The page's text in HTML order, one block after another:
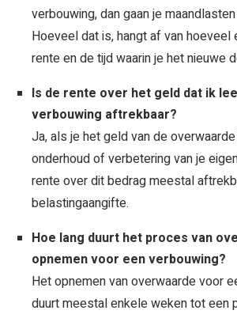
verbouwing, dan gaan je
Hoeveel dat is, hangt af van hoeveel
rente en de tijd waarin je het nieuwe
Is de rente over het geld dat ik
verbouwing aftrekbaar?
Ja, als je het geld van de
onderhoud of verbetering van je
rente over dit bedrag meestal
belastingaangifte.
Hoe lang duurt het proces van
opnemen voor een verbouwing?
Het opnemen van overwaarde voor
duurt meestal enkele weken tot een